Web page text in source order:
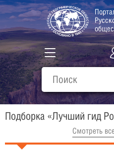
Все фильмы
Подборки
О проекте
Подборка «Лучший гид
Cмотреть